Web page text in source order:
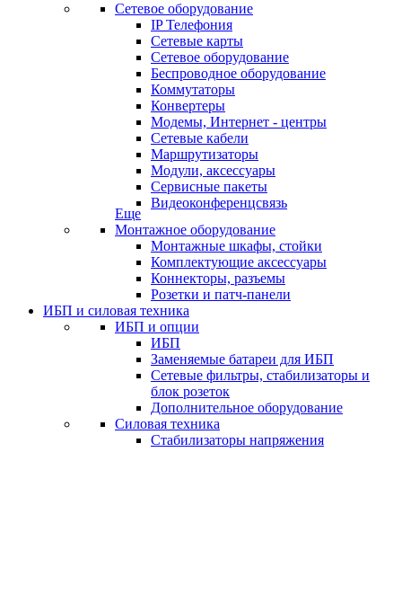
Сетевое оборудование
IP Телефония
Сетевые карты
Сетевое оборудование
Беспроводное оборудование
Коммутаторы
Конвертеры
Модемы, Интернет - центры
Сетевые кабели
Маршрутизаторы
Модули, аксессуары
Сервисные пакеты
Видеоконференцсвязь
Еще
Монтажное оборудование
Монтажные шкафы, стойки
Комплектующие аксессуары
Коннекторы, разъемы
Розетки и патч-панели
ИБП и силовая техника
ИБП и опции
ИБП
Заменяемые батареи для ИБП
Сетевые фильтры, стабилизаторы и
блок розеток
Дополнительное оборудование
Силовая техника
Стабилизаторы напряжения